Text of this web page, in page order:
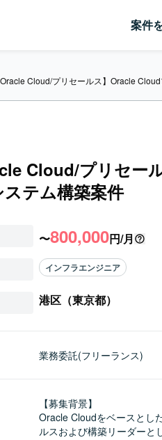
案件
Oracle Cloud/プリセールス】Oracle
Cloud/プリセ
テム構築案件
〜800,000円/月
インフラエンジニア
港区（東京都）
業務委託(フリーランス)
【募集背景】
Oracle Cloudをベースとし
ルスおよび構築リーダーと